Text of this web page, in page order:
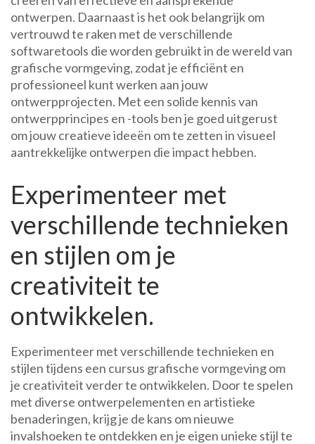
ontwerpen. Daarnaast is het ook belangrijk om
vertrouwd te raken met de verschillende
softwaretools die worden gebruikt in de wereld van
grafische vormgeving, zodat je efficiënt en
professioneel kunt werken aan jouw
ontwerpprojecten. Met een solide kennis van
ontwerpprincipes en -tools ben je goed uitgerust
om jouw creatieve ideeën om te zetten in visueel
aantrekkelijke ontwerpen die impact hebben.
Experimenteer met
verschillende technieken
en stijlen om je
creativiteit te
ontwikkelen.
Experimenteer met verschillende technieken en
stijlen tijdens een cursus grafische vormgeving om
je creativiteit verder te ontwikkelen. Door te spelen
met diverse ontwerpelementen en artistieke
benaderingen, krijg je de kans om nieuwe
invalshoeken te ontdekken en je eigen unieke stijl te